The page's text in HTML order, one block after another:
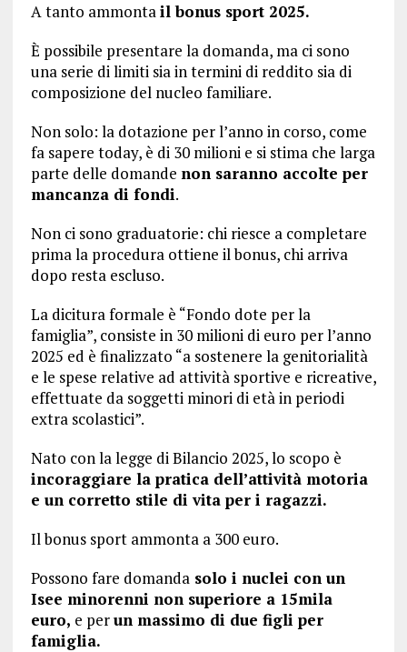
A tanto ammontail bonus sport 2025.
È possibile presentare la domanda, ma ci sono
una serie di limiti sia in termini di reddito sia di
composizione del nucleo familiare.
Non solo: la dotazione per l’anno in corso, come
fa sapere today, è di 30 milioni e si stima che larga
parte delle domande non saranno accolte per
mancanza di fondi.
Non ci sono graduatorie: chi riesce a completare
prima la procedura ottiene il bonus, chi arriva
dopo resta escluso.
La dicitura formale è “Fondo dote per la
famiglia”, consiste in 30 milioni di euro per l’anno
2025 ed è finalizzato “a sostenere la genitorialità
e le spese relative ad attività sportive e ricreative,
effettuate da soggetti minori di età in periodi
extra scolastici”.
Nato con la legge di Bilancio 2025, lo scopo è
incoraggiare la pratica dell’attività motoria
e un corretto stile di vita per i ragazzi.
Il bonus sport ammonta a 300 euro.
Possono fare domandasolo i nuclei con un
Isee minorenni non superiore a 15mila
euro, e perun massimo di due figli per
famiglia.